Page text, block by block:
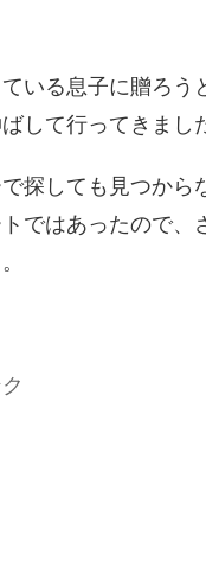
いる息子に贈ろう
して行ってきまし
探しても見つから
ではあったので、